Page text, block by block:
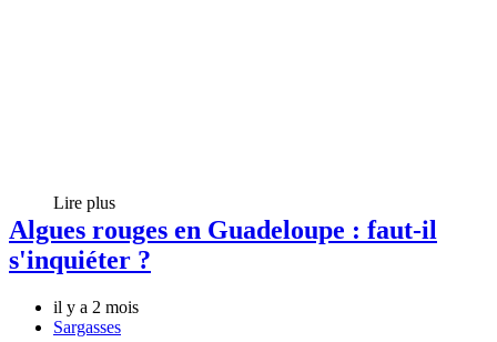
Lire plus
Algues rouges en Guadeloupe : faut-il
s'inquiéter ?
il y a 2 mois
Sargasses